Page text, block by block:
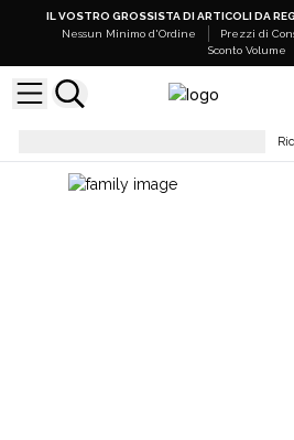
IL VOSTRO GROSSISTA DI ARTICOLI DA
Nessun Minimo d'Ordine
Prezzi di
Sconto Volume